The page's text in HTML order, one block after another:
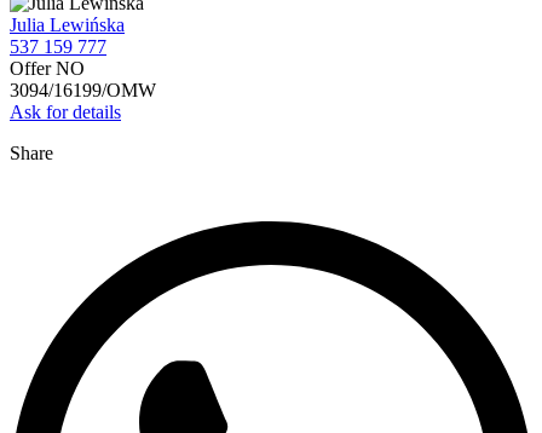
Julia Lewińska
537 159 777
Offer NO
3094/16199/OMW
Ask for details
Share